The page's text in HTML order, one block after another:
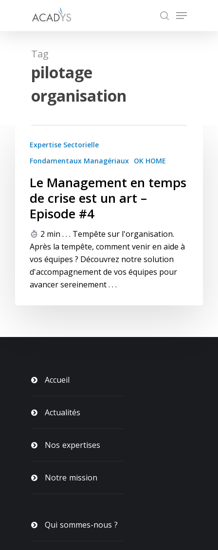
search
Menu
Tag
pilotage
organisation
Expertise Sectorielle
Fondamentaux Managériaux OK HOME
Le Management en temps
de crise est un art –
Episode #4
2 min . . . Tempête sur l'organisation.
Après la tempête, comment venir en aide à
vos équipes ? Découvrez notre solution
d'accompagnement de vos équipes pour
avancer sereinement . . .
Accueil
Actualités
Nos expertises
Notre mission
Qui sommes-nous ?